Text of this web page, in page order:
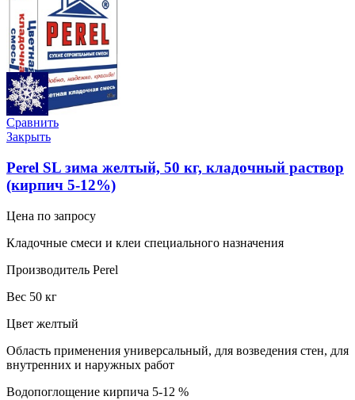
Сравнить
Закрыть
Perel SL зима желтый, 50 кг, кладочный раствор
(кирпич 5-12%)
Цена по запросу
Кладочные смеси и клеи специального назначения
Производитель Perel
Вес 50 кг
Цвет желтый
Область применения универсальный, для возведения стен, для
внутренних и наружных работ
Водопоглощение кирпича 5-12 %